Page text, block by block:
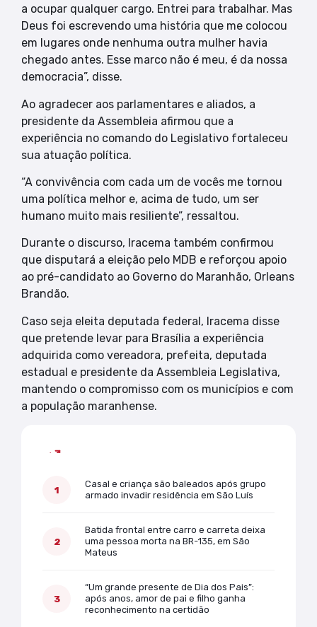
a ocupar qualquer cargo. Entrei para trabalhar. Mas
Deus foi escrevendo uma história que me colocou
em lugares onde nenhuma outra mulher havia
chegado antes. Esse marco não é meu, é da nossa
democracia”, disse.
Ao agradecer aos parlamentares e aliados, a
presidente da Assembleia afirmou que a
experiência no comando do Legislativo fortaleceu
sua atuação política.
“A convivência com cada um de vocês me tornou
uma política melhor e, acima de tudo, um ser
humano muito mais resiliente”, ressaltou.
Durante o discurso, Iracema também confirmou
que disputará a eleição pelo MDB e reforçou apoio
ao pré-candidato ao Governo do Maranhão, Orleans
Brandão.
Caso seja eleita deputada federal, Iracema disse
que pretende levar para Brasília a experiência
adquirida como vereadora, prefeita, deputada
estadual e presidente da Assembleia Legislativa,
mantendo o compromisso com os municípios e com
a população maranhense.
Casal e criança são baleados após grupo
armado invadir residência em São Luís
Batida frontal entre carro e carreta deixa
uma pessoa morta na BR-135, em São
Mateus
“Um grande presente de Dia dos Pais”:
após anos, amor de pai e filho ganha
reconhecimento na certidão